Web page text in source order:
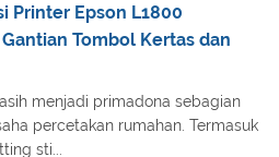
Printer Epson L1800
Tombol Kertas dan
menjadi primadona sebagian
percetakan rumahan. Termasuk
sti...